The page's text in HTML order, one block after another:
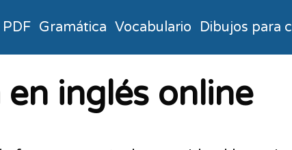
Gramática Vocabulario Dibujos para
en inglés online